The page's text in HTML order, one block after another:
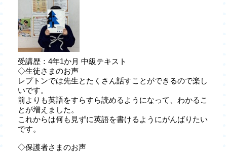
受講歴：4年1か月 中級テキスト
◇生徒さまのお声
レプトンでは先生とたくさん話すことができるので楽し
いです。
前よりも英語をすらすら読めるようになって、わかるこ
とが増えました。
これからは何も見ずに英語を書けるようにがんばりたい
です。
◇保護者さまのお声